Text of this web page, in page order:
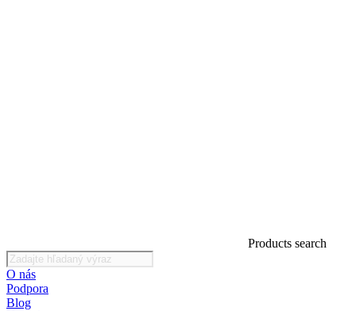
Products search
O nás
Podpora
Blog